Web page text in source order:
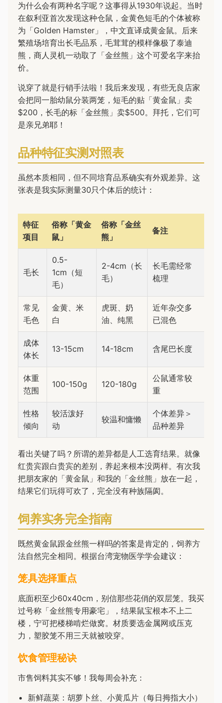
为什么会有两种名字呢？这事得从1930年说起。当时
在叙利亚首次发现这种仓鼠，金黄色短毛的个体被称
为「Golden Hamster」，中文直译成黄金鼠。后来
繁殖场培育出长毛品系，毛茸茸的模样像极了泰迪
熊，商人灵机一动取了「金丝熊」这个可爱名字来抬
价。
说穿了就是行销手法啦！我后来发现，有些无良店家
会把同一胎幼鼠分装两笼，短毛的贴「黄金鼠」卖
$200，长毛的标「金丝熊」卖$500。拜托，它们可
是亲兄弟耶！
品种特征实测对照表
虽然本质相同，但不同培育品系确实有外观差异。这
张表是我实际测量30只个体后的统计：
特征
项目
俗称「黄金
鼠」
俗称「金丝
熊」
备注
毛长
0.5-
1cm（短
毛）
2-4cm（长
毛）
长毛需经常
梳理
常见
毛色
金黄、米
白
虎斑、奶
油、纯黑
近年杂交多
已混色
成体
体长
13-15cm 14-18cm 含尾巴长度
体重
范围
100-150g 120-180g
公鼠通常较
重
性格
倾向
较活泼好
动
较温和慵懒
个体差异＞
品种差异
看出关键了吗？所谓的差异都是人工选育结果。就像
红贵宾跟白贵宾的差别，养起来根本没两样。有次我
把朋友家的「黄金鼠」和我的「金丝熊」放在一起，
结果它们玩得可欢了，完全没有种族隔阂。
饲养实务完全指南
既然黄金鼠跟金丝熊一样吗的答案是肯定的，饲养方
法自然完全相同。根据台湾宠物医学学会建议：
笼具选择重点
底面积至少60x40cm，别信那些花俏的双层笼。我买
过号称「金丝熊专用豪宅」，结果鼠宝根本不上二
楼，宁可把楼梯啃烂做窝。材质要选金属网或压克
力，塑胶笼不用三天就被咬穿。
饮食管理秘诀
市售饲料其实不够！我每周会补充：
新鲜蔬菜：胡萝卜丝、小黄瓜片（每日拇指大小）